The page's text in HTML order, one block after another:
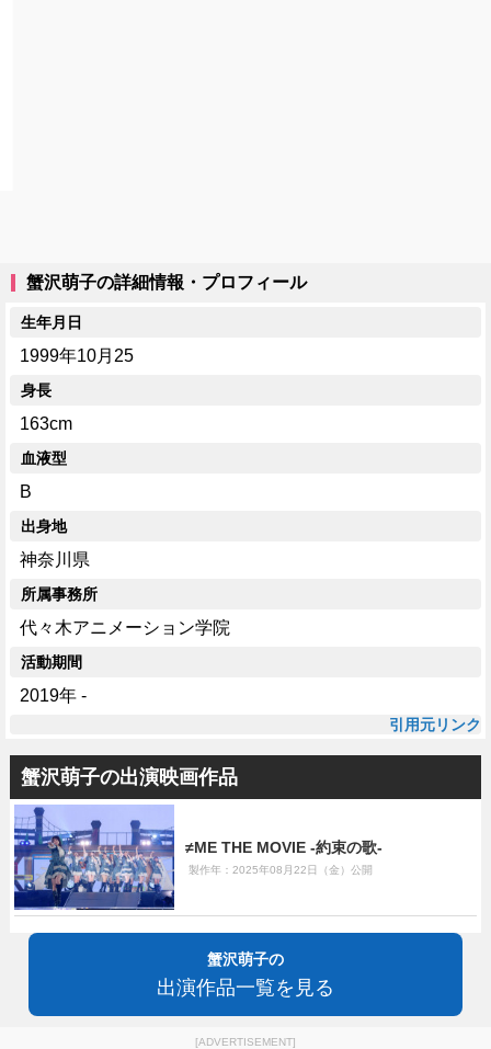
蟹沢萌子の詳細情報・プロフィール
生年月日
1999年10月25
身長
163cm
血液型
B
出身地
神奈川県
所属事務所
代々木アニメーション学院
活動期間
2019年 -
引用元リンク
蟹沢萌子の出演映画作品
≠ME THE MOVIE -約束の歌-
製作年：2025年08月22日（金）公開
蟹沢萌子の
出演作品一覧を見る
[ADVERTISEMENT]